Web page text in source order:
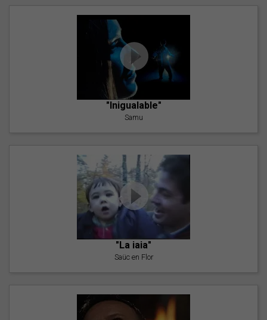
"Inigualable"
Samu
"La iaia"
Saüc en Flor